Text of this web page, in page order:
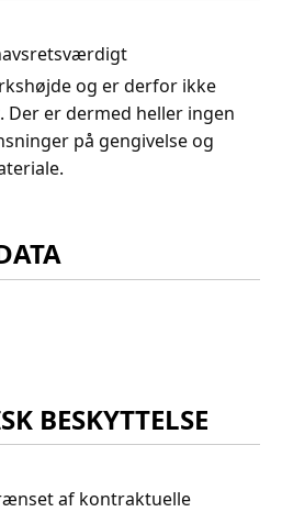
og er derfor ikke
Der er dermed heller ingen
på gengivelse og
BESKYTTELSE
af kontraktuelle